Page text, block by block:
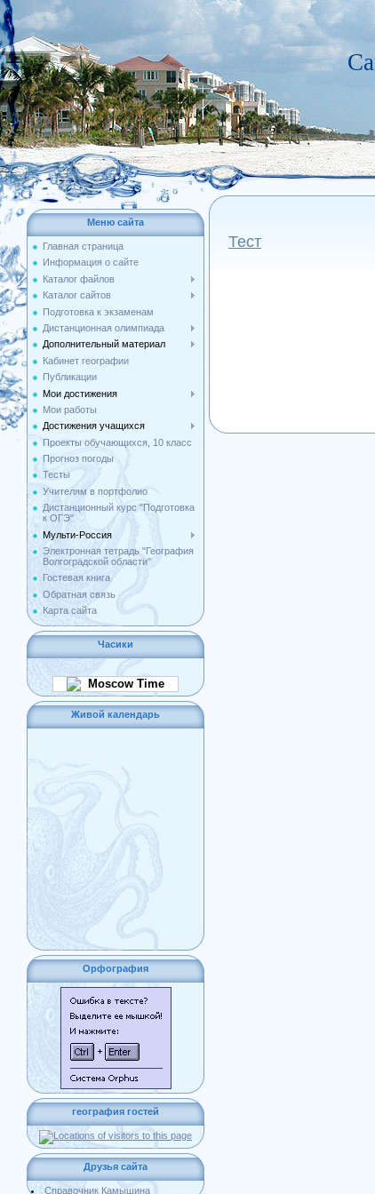
Меню сайта
Главная страница
Информация о сайте
Каталог файлов
Каталог сайтов
Подготовка к экзаменам
Дистанционная олимпиада
Дополнительный материал
Кабинет географии
Публикации
Мои достижения
Мои работы
Достижения учащихся
Проекты обучающихся, 10 класс
Прогноз погоды
Тесты
Учителям в портфолио
Дистанционный курс "Подготовка
к ОГЭ"
Мульти-Россия
Электронная тетрадь "География
Волгоградской области"
Гостевая книга
Обратная связь
Карта сайта
Часики
Moscow Time
Живой календарь
Орфография
география гостей
Друзья сайта
Справочник Камышина
Тест